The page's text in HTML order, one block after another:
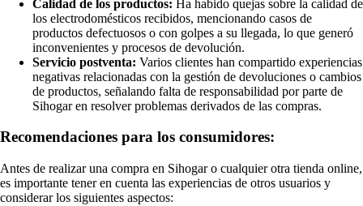
Calidad de los productos: Ha habido quejas sobre la calidad de
los electrodomésticos recibidos, mencionando casos de
productos defectuosos o con golpes a su llegada, lo que generó
inconvenientes y procesos de devolución.
Servicio postventa: Varios clientes han compartido experiencias
negativas relacionadas con la gestión de devoluciones o cambios
de productos, señalando falta de responsabilidad por parte de
Sihogar en resolver problemas derivados de las compras.
Recomendaciones para los consumidores:
Antes de realizar una compra en Sihogar o cualquier otra tienda online,
es importante tener en cuenta las experiencias de otros usuarios y
considerar los siguientes aspectos: